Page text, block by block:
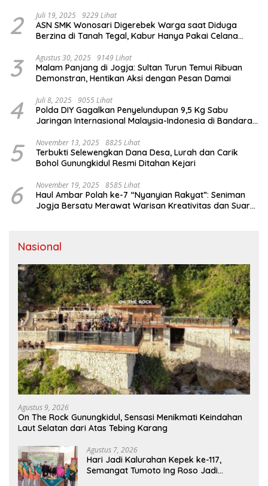
2 Juli 19, 2025 9229 Lihat
ASN SMK Wonosari Digerebek Warga saat Diduga
Berzina di Tanah Tegal, Kabur Hanya Pakai Celana
3 Agustus 30, 2025 9149 Lihat
Malam Panjang di Jogja: Sultan Turun Temui Ribuan
Demonstran, Hentikan Aksi dengan Pesan Damai
4 Juli 8, 2025 9055 Lihat
Polda DIY Gagalkan Penyelundupan 9,5 Kg Sabu
Jaringan Internasional Malaysia-Indonesia di Bandara
5 November 13, 2025 8825 Lihat
Terbukti Selewengkan Dana Desa, Lurah dan Carik
Bohol Gunungkidul Resmi Ditahan Kejari
6 November 19, 2025 8585 Lihat
Haul Ambar Polah ke-7 “Nyanyian Rakyat”: Seniman
Jogja Bersatu Merawat Warisan Kreativitas dan Suara
Nasional
Agustus 9, 2026
On The Rock Gunungkidul, Sensasi Menikmati Keindahan
Laut Selatan dari Atas Tebing Karang
Agustus 7, 2026
Hari Jadi Kalurahan Kepek ke-117,
Semangat Tumoto Ing Roso Jadi